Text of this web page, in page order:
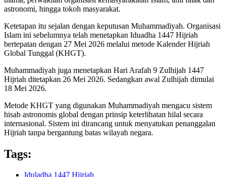
astronomi, hingga tokoh masyarakat.
Ketetapan itu sejalan dengan keputusan Muhammadiyah. Organisasi
Islam ini sebelumnya telah menetapkan Iduadha 1447 Hijriah
bertepatan dengan 27 Mei 2026 melalui metode Kalender Hijriah
Global Tunggal (KHGT).
Muhammadiyah juga menetapkan Hari Arafah 9 Zulhijah 1447
Hijriah ditetapkan 26 Mei 2026. Sedangkan awal Zulhijah dimulai
18 Mei 2026.
Metode KHGT yang digunakan Muhammadiyah mengacu sistem
hisab astronomis global dengan prinsip keterlihatan hilal secara
internasional. Sistem ini dirancang untuk menyatukan penanggalan
Hijriah tanpa bergantung batas wilayah negara.
Tags:
Iduladha 1447 Hijriah